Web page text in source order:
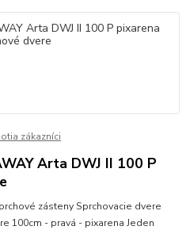
zákazníci
Arta DWJ II 100 P
zásteny Sprchovacie dvere
100cm - pravá - pixarena Jeden